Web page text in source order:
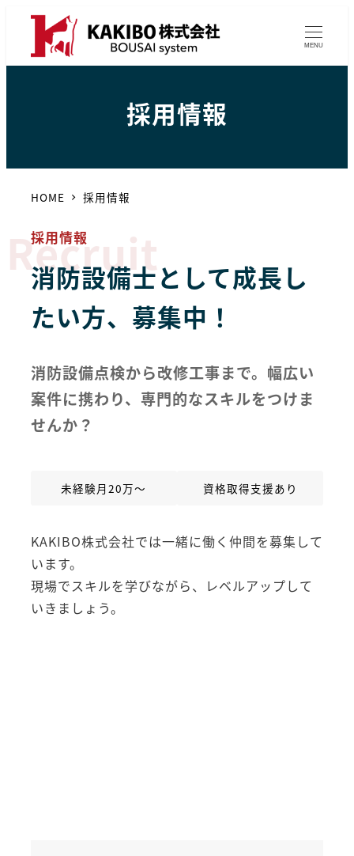
MENU
採用情報
HOME 採用情報
Recruit
採用情報
消防設備士として成長し
たい方、募集中！
消防設備点検から改修工事まで。幅広い
案件に携わり、専門的なスキルをつけま
せんか？
未経験月20万～ 資格取得支援あり
KAKIBO株式会社では一緒に働く仲間を募集して
います。
現場でスキルを学びながら、レベルアップして
いきましょう。